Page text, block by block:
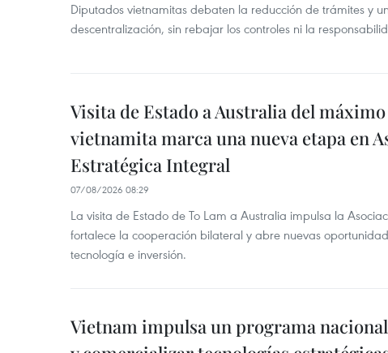
Diputados vietnamitas debaten la reducción de trámites y
descentralización, sin rebajar los controles ni la
Visita de Estado a Australia del
vietnamita marca una nueva etapa en
Estratégica Integral
07/08/2026 08:29
La visita de Estado de To Lam a Australia impulsa la
fortalece la cooperación bilateral y abre nuevas
tecnología e inversión.
Vietnam impulsa un programa